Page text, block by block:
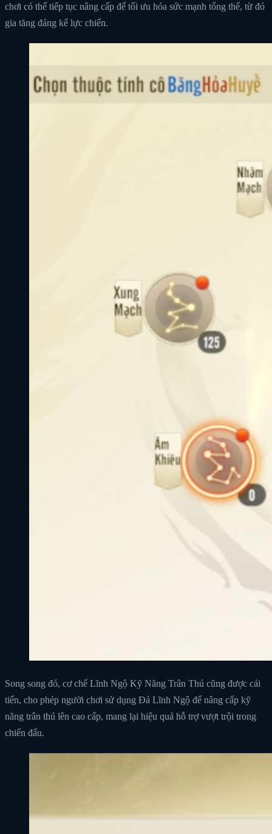
chơi có thể tiếp tục nâng cấp để tối ưu hóa sức mạnh tổng thể, từ đó
gia tăng đáng kể lực chiến.
Song song đó, cơ chế Lĩnh Ngộ Kỹ Năng Trân Thú cũng được cải
tiến, cho phép người chơi sử dụng Đá Lĩnh Ngộ để nâng cấp kỹ
năng trân thú lên cao cấp, mang lại hiệu quả hỗ trợ vượt trội trong
chiến đấu.